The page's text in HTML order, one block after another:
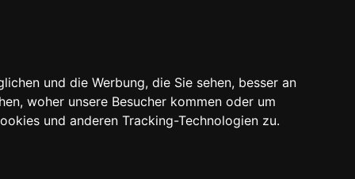
und die Werbung, die Sie sehen, besser an
woher unsere Besucher kommen oder um
und anderen Tracking-Technologien zu.